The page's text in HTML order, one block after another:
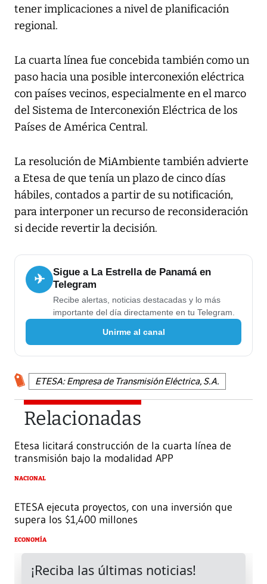
tener implicaciones a nivel de planificación
regional.
La cuarta línea fue concebida también como un
paso hacia una posible interconexión eléctrica
con países vecinos, especialmente en el marco
del Sistema de Interconexión Eléctrica de los
Países de América Central.
La resolución de MiAmbiente también advierte
a Etesa de que tenía un plazo de cinco días
hábiles, contados a partir de su notificación,
para interponer un recurso de reconsideración
si decide revertir la decisión.
✈
Sigue a La Estrella de Panamá en
Telegram
Recibe alertas, noticias destacadas y lo más
importante del día directamente en tu Telegram.
Unirme al canal
ETESA: Empresa de Transmisión Eléctrica, S.A.
Relacionadas
Etesa licitará construcción de la cuarta línea de
transmisión bajo la modalidad APP
NACIONAL
ETESA ejecuta proyectos, con una inversión que
supera los $1,400 millones
ECONOMÍA